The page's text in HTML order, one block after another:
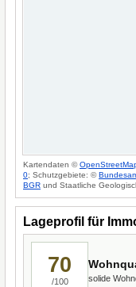
Kartendaten ©
0; Schutzgebiete: ©
BGR und Staatliche
Lageprofil für
70
/100 solide